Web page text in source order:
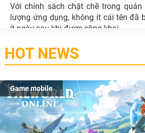
Với chính sách chặt chẽ trong
lượng ứng dụng, không ít cái tên đã
ít ngày sau khi được công khai.
HOT NEWS
Game mobile